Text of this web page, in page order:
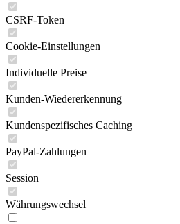
CSRF-Token
Cookie-Einstellungen
Individuelle Preise
Kunden-Wiedererkennung
Kundenspezifisches Caching
PayPal-Zahlungen
Session
Währungswechsel